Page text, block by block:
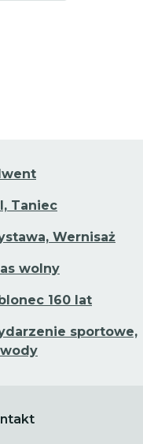
Taniec
Wernisaż
wolny
160 lat
sportowe,